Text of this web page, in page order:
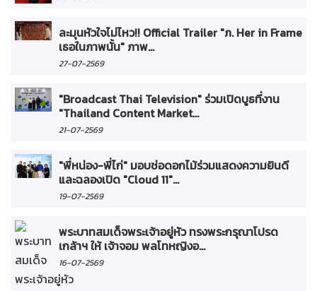
ละมุนหัวใจไม่ไหว!! Official Trailer "ภ. Her in Frame
เธอในภาพนั้น" ภาพ...
27-07-2569
"Broadcast Thai Television" ร่วมเปิดบูธที่งาน
"Thailand Content Market...
21-07-2569
"พี่หน่อง-พี่ไก่" มอบช่อดอกไม้ร่วมแสดงความยินดี
และฉลองเปิด "Cloud 11"...
19-07-2569
พระบาทสมเด็จพระเจ้าอยู่หัว ทรงพระกรุณาโปรด
เกล้าฯ ให้ เจ้าจอม พลโทหญิงอ...
16-07-2569